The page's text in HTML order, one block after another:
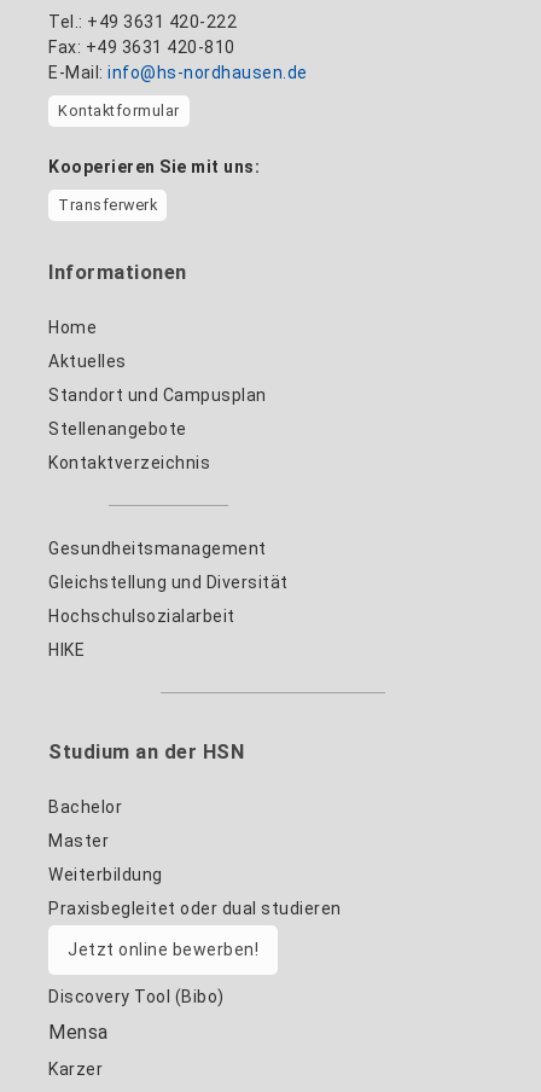
Tel.: +49 3631 420-222
Fax: +49 3631 420-810
E-Mail: info@hs-nordhausen.de
Kontaktformular
Kooperieren Sie mit uns:
Transferwerk
Informationen
Home
Aktuelles
Standort und Campusplan
Stellenangebote
Kontaktverzeichnis
Gesundheitsmanagement
Gleichstellung und Diversität
Hochschulsozialarbeit
HIKE
Studium an der HSN
Bachelor
Master
Weiterbildung
Praxisbegleitet oder dual studieren
Jetzt online bewerben!
Discovery Tool (Bibo)
Mensa
Karzer